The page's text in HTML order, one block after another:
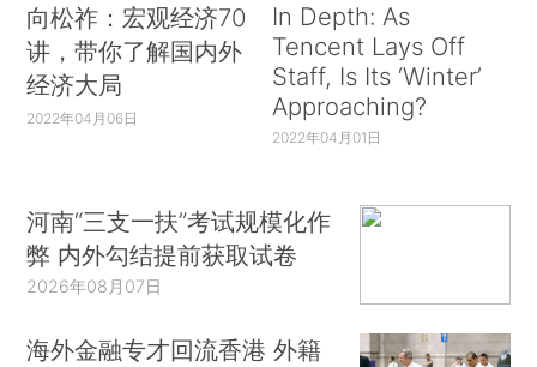
向松祚：宏观经济70
讲，带你了解国内外
经济大局
2022年04月06日
In Depth: As
Tencent Lays Off
Staff, Is Its ‘Winter’
Approaching?
2022年04月01日
河南“三支一扶”考试规模化作
弊 内外勾结提前获取试卷
2026年08月07日
海外金融专才回流香港 外籍